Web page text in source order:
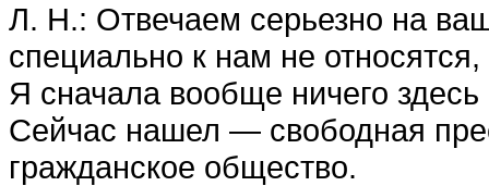
Л. Н.: Отвечаем серьезно на
специально к нам не
Я сначала вообще ничего
Сейчас нашел — свободная
гражданское общество.